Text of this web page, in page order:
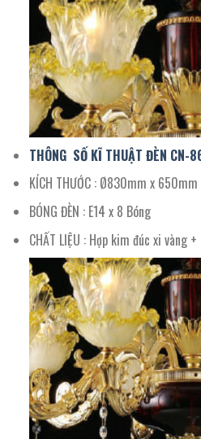
THÔNG SỐ KĨ THUẬT ĐÈN CN-
KÍCH THƯỚC : Ø830mm x
BÓNG ĐÈN : E14 x 8 Bóng
CHẤT LIỆU : Hợp kim đúc xi vàng